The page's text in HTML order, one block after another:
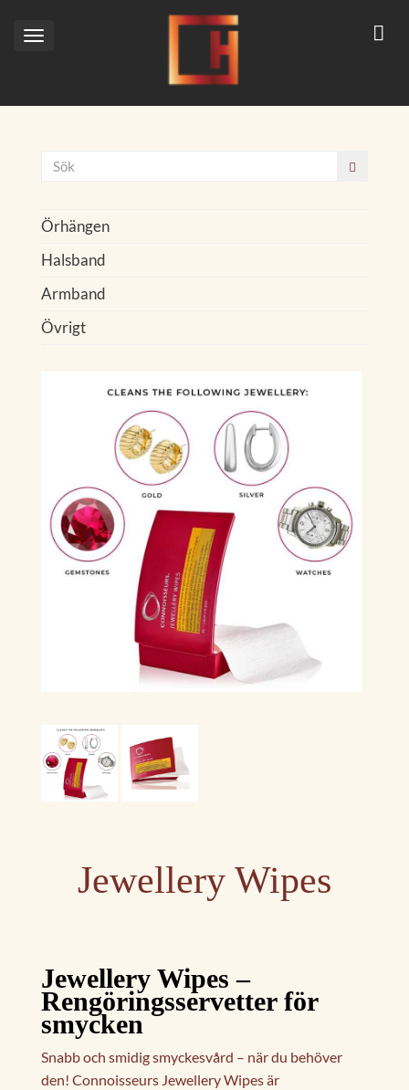
Toggle
Örhängen
Halsband
Armband
Övrigt
Jewellery Wipes
Jewellery Wipes –
Rengöringsservetter för
smycken
Snabb och smidig smyckesvård – när du behöver
den! Connoisseurs Jewellery Wipes är